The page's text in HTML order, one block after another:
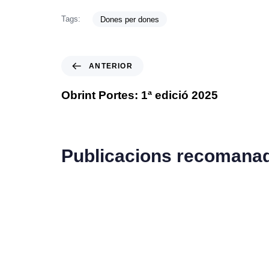
Tags: Dones per dones
ANTERIOR
Obrint Portes: 1ª edició 2025
Publicacions